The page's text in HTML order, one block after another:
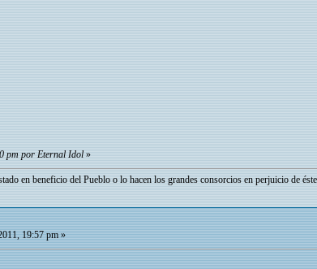
pm por Eternal Idol »
en beneficio del Pueblo o lo hacen los grandes consorcios en perjuicio de
19:57 pm »